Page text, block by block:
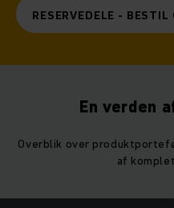
RESERVEDELE - BESTIL
En verden
Overblik over
af